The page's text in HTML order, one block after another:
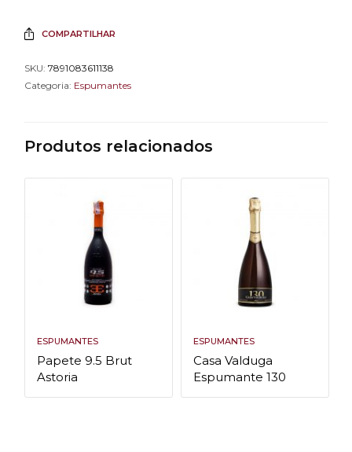
COMPARTILHAR
SKU: 7891083611138
Categoria: Espumantes
Produtos relacionados
ESPUMANTES
Papete 9.5 Brut
Astoria
ESPUMANTES
Casa Valduga
Espumante 130